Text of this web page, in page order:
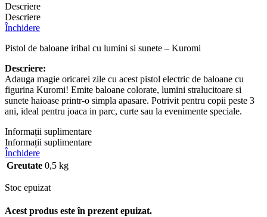
Descriere
Descriere
Închidere
Pistol de baloane iribal cu lumini si sunete – Kuromi
Descriere:
Adauga magie oricarei zile cu acest pistol electric de baloane cu
figurina Kuromi! Emite baloane colorate, lumini stralucitoare si
sunete haioase printr-o simpla apasare. Potrivit pentru copii peste 3
ani, ideal pentru joaca in parc, curte sau la evenimente speciale.
Informații suplimentare
Informații suplimentare
Închidere
Greutate 0,5 kg
Stoc epuizat
Acest produs este în prezent epuizat.